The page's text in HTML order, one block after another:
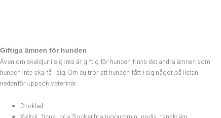
Giftiga ämnen för hunden
Även om skaldjur i sig inte är giftig för hunden finns det andra ämnen som
hunden inte ska få i sig. Om du tror att hunden fått i sig något på listan
nedanför uppsök veterinär.
Choklad